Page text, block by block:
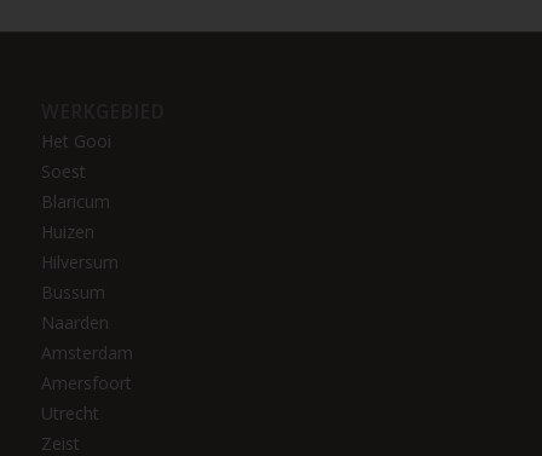
Het Gooi
Soest
Blaricum
Huizen
Hilversum
Bussum
Naarden
Amsterdam
Amersfoort
Utrecht
Zeist